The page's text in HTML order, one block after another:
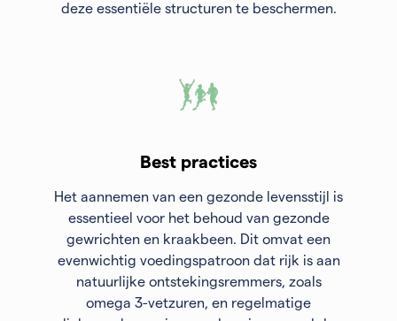
deze essentiële structuren te beschermen.
Best practices
Het aannemen van een gezonde levensstijl is
essentieel voor het behoud van gezonde
gewrichten en kraakbeen. Dit omvat een
evenwichtig voedingspatroon dat rijk is aan
natuurlijke ontstekingsremmers, zoals
omega 3-vetzuren, en regelmatige